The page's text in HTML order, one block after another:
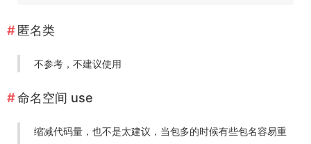
匿名类
不参考，不建议使用
命名空间 use
缩减代码量，也不是太建议，当包多的时候有些包名容易重